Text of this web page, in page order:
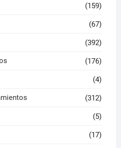
(159)
(67)
(392)
(176)
(4)
(312)
(5)
(17)